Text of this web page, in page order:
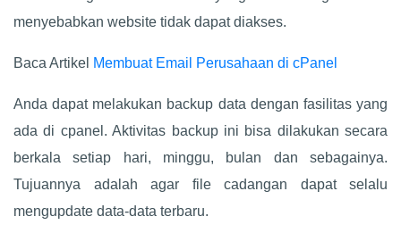
menyebabkan website tidak dapat diakses.
Baca Artikel Membuat Email Perusahaan di cPanel
Anda dapat melakukan backup data dengan fasilitas yang
ada di cpanel. Aktivitas backup ini bisa dilakukan secara
berkala setiap hari, minggu, bulan dan sebagainya.
Tujuannya adalah agar file cadangan dapat selalu
mengupdate data-data terbaru.